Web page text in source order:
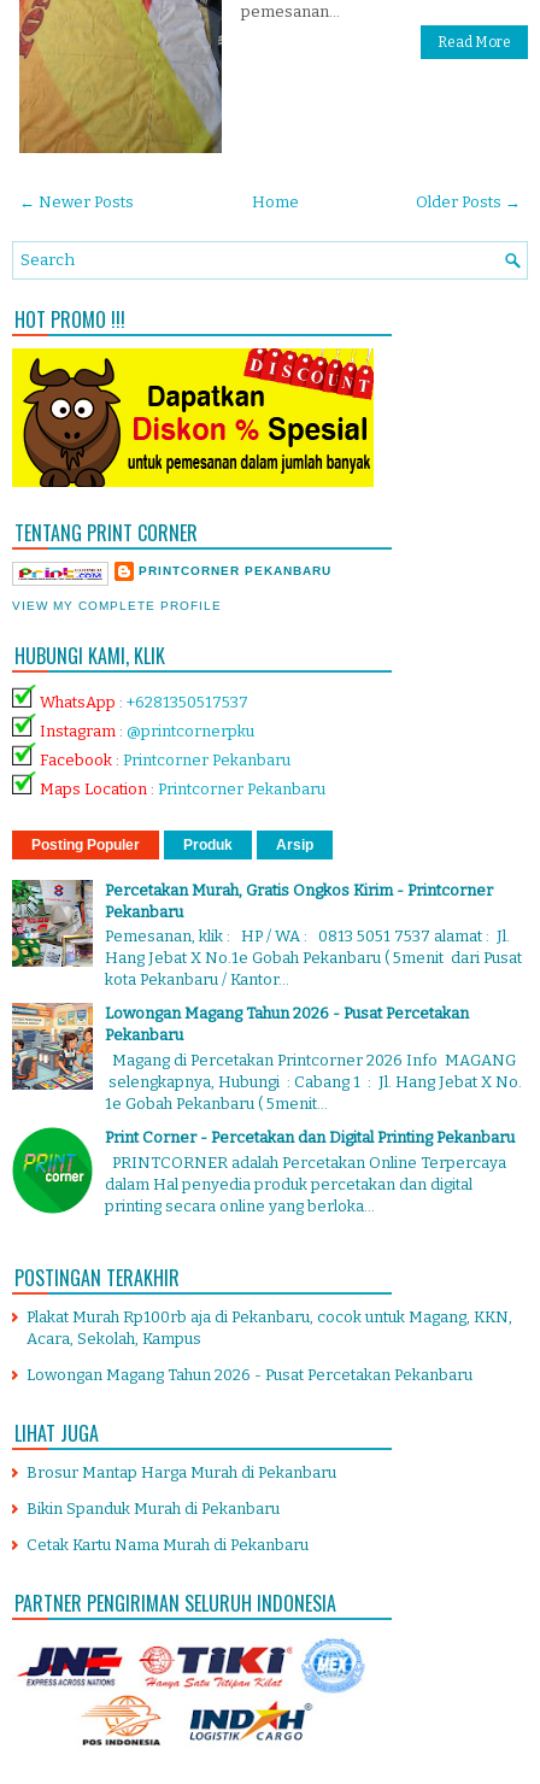
pemesanan...
Read More
← Newer Posts Older Posts →
Home
HOT PROMO !!!
TENTANG PRINT CORNER
PRINTCORNER PEKANBARU
VIEW MY COMPLETE PROFILE
HUBUNGI KAMI, KLIK
WhatsApp : +6281350517537
Instagram : @printcornerpku
Facebook : Printcorner Pekanbaru
Maps Location : Printcorner Pekanbaru
Posting Populer Produk Arsip
Percetakan Murah, Gratis Ongkos Kirim - Printcorner
Pekanbaru
Pemesanan, klik : HP / WA : 0813 5051 7537 alamat : Jl.
Hang Jebat X No.1e Gobah Pekanbaru ( 5menit dari Pusat
kota Pekanbaru / Kantor...
Lowongan Magang Tahun 2026 - Pusat Percetakan
Pekanbaru
Magang di Percetakan Printcorner 2026 Info MAGANG
selengkapnya, Hubungi : Cabang 1 : Jl. Hang Jebat X No.
1e Gobah Pekanbaru ( 5menit...
Print Corner - Percetakan dan Digital Printing Pekanbaru
PRINTCORNER adalah Percetakan Online Terpercaya
dalam Hal penyedia produk percetakan dan digital
printing secara online yang berloka...
POSTINGAN TERAKHIR
Plakat Murah Rp100rb aja di Pekanbaru, cocok untuk Magang, KKN,
Acara, Sekolah, Kampus
Lowongan Magang Tahun 2026 - Pusat Percetakan Pekanbaru
LIHAT JUGA
Brosur Mantap Harga Murah di Pekanbaru
Bikin Spanduk Murah di Pekanbaru
Cetak Kartu Nama Murah di Pekanbaru
PARTNER PENGIRIMAN SELURUH INDONESIA